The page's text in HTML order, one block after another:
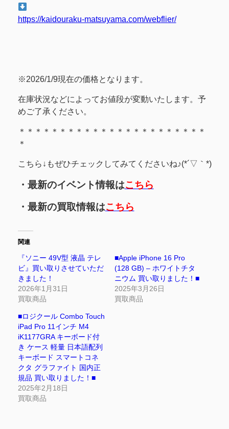
https://kaidouraku-matsuyama.com/webflier/
※2026/1/9現在の価格となります。
在庫状況などによってお値段が変動いたします。予
めご了承ください。
＊＊＊＊＊＊＊＊＊＊＊＊＊＊＊＊＊＊＊＊＊＊＊
＊
こちら↓もぜひチェックしてみてくださいね♪(*´▽｀*)
・最新のイベント情報はこちら
・最新の買取情報はこちら
関連
『ソニー 49V型 液晶 テレ
ビ』買い取りさせていただ
きました！
2026年1月31日
買取商品
■Apple iPhone 16 Pro
(128 GB) – ホワイトチタ
ニウム 買い取りました！■
2025年3月26日
買取商品
■ロジクール Combo Touch
iPad Pro 11インチ M4
iK1177GRA キーボード付
き ケース 軽量 日本語配列
キーボード スマートコネ
クタ グラファイト 国内正
規品 買い取りました！■
2025年2月18日
買取商品